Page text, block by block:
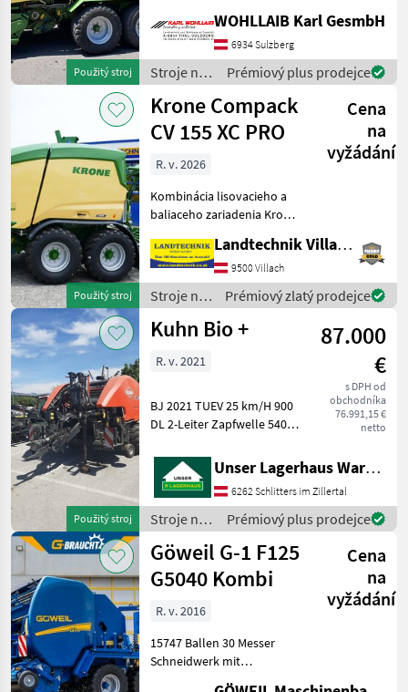
Použitý stroj
- 1 Stk. am Wickeltisch und
1 St. in Presskamer -
Hydraulische
Messerschaltung
WOHLLAIB Karl GesmbH
6934 Sulzberg
Stroje na
zber
objemových
krmív /
Krone
Prémiový plus prodejce
Použitý stroj
Krone Compack
CV 155 XC PRO
Cena
na
vyžádání
R. v. 2026
Kombinácia lisovacieho a
baliaceho zariadenia Krone
viazaním, polovariabilný
priemer 1 – 1, 5 m,
nastaviteľný, rezací
mechanizmus s 26 nožmi
Landtechnik Villach GmbH
9500 Villach
Stroje na
zber
objemových
Krone
Prémiový zlatý prodejce
Použitý stroj
Kuhn Bio +
87.000
€
s DPH od
obchodníka
76.991,15 €
netto
R. v. 2021
BJ 2021 TUEV 25 km/H 900
DL 2-Leiter Zapfwelle 540
VTJ 60 Ballenaufsteller
Folienbindung 14 Messer
Schneidwerk Bereifung
560/45 R 22.5
Unser Lagerhaus Warenhandelsges.m.b.H.
6262 Schlitters im Zillertal
Stroje na
zber
objemových
krmív /
Kuhn
Prémiový plus prodejce
Göweil G-1 F125
G5040 Kombi
Cena
na
vyžádání
R. v. 2016
15747 Ballen 30 Messer
Schneidwerk mit